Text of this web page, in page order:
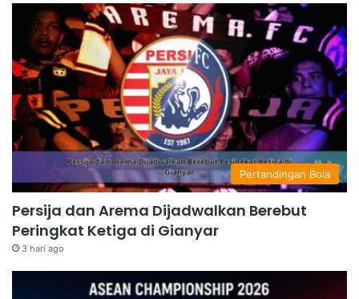
Pertandingan Bola
Persija dan Arema Dijadwalkan Berebut
Peringkat Ketiga di Gianyar
3 hari ago